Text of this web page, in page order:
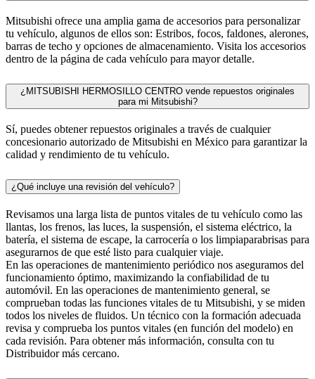
Mitsubishi ofrece una amplia gama de accesorios para personalizar
tu vehículo, algunos de ellos son: Estribos, focos, faldones, alerones,
barras de techo y opciones de almacenamiento. Visita los accesorios
dentro de la página de cada vehículo para mayor detalle.
¿MITSUBISHI HERMOSILLO CENTRO vende repuestos originales
para mi Mitsubishi?
Sí, puedes obtener repuestos originales a través de cualquier
concesionario autorizado de Mitsubishi en México para garantizar la
calidad y rendimiento de tu vehículo.
¿Qué incluye una revisión del vehículo?
Revisamos una larga lista de puntos vitales de tu vehículo como las
llantas, los frenos, las luces, la suspensión, el sistema eléctrico, la
batería, el sistema de escape, la carrocería o los limpiaparabrisas para
asegurarnos de que esté listo para cualquier viaje.
En las operaciones de mantenimiento periódico nos aseguramos del
funcionamiento óptimo, maximizando la confiabilidad de tu
automóvil. En las operaciones de mantenimiento general, se
comprueban todas las funciones vitales de tu Mitsubishi, y se miden
todos los niveles de fluidos. Un técnico con la formación adecuada
revisa y comprueba los puntos vitales (en función del modelo) en
cada revisión. Para obtener más información, consulta con tu
Distribuidor más cercano.